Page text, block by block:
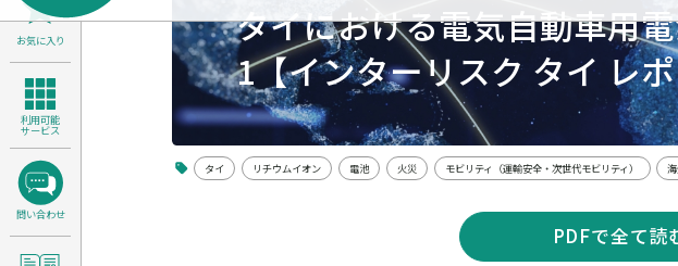
サステナビリティ経営支援
人権・人的資
医療／介護／障害福祉／子ども・児童福祉等
全社的リスク
製品安全・食品安全
コンプライア
お気に入り
利用可能
サービス
問い合わせ
タイにおける電気自動車用
1【インターリスク タイ レ
タイ リチウムイオン 電池 火災 モビリティ（運輸安全・次世代モビリティ）
PDFで全て読